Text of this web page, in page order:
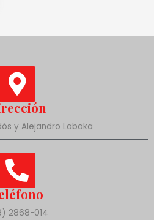
y Alejandro Labaka
2868-014